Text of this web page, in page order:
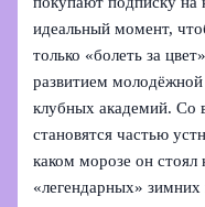
идеальный момент,
только «болеть за
развитием
клубных академий. Со
становятся частью
каком морозе он стоял
«легендарных»